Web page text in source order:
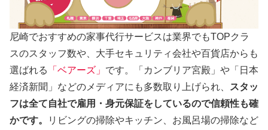
尼崎でおすすめの家事代行サービスは業界でもTOPクラ
スのスタッフ数や、大手セキュリティ会社や百貨店からも
選ばれる
「ベアーズ」 です。「カンブリア宮殿」や「日本
経済新聞」などのメディアにも多数取り上げられ、
スタッ
フは全て自社で雇用・身元保証をしているので信頼性も確
かです。
リビングの掃除やキッチン、お風呂場の掃除など